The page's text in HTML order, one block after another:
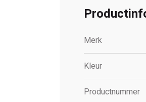
Merk
Kleur
Productnummer